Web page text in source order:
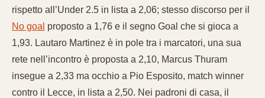
rispetto all’Under 2.5 in lista a 2,06; stesso discorso per il
No goal proposto a 1,76 e il segno Goal che si gioca a
1,93. Lautaro Martinez è in pole tra i marcatori, una sua
rete nell’incontro è proposta a 2,10, Marcus Thuram
insegue a 2,33 ma occhio a Pio Esposito, match winner
contro il Lecce, in lista a 2,50. Nei padroni di casa, il